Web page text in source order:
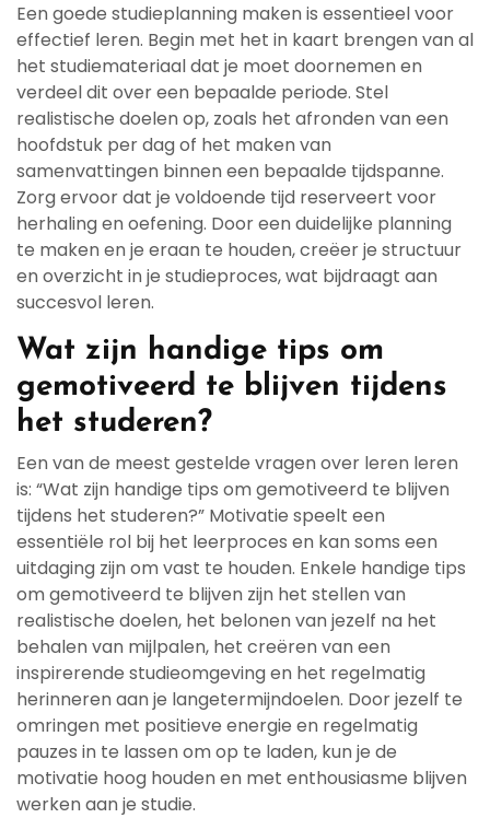
Een goede studieplanning maken is essentieel voor
effectief leren. Begin met het in kaart brengen van al
het studiemateriaal dat je moet doornemen en
verdeel dit over een bepaalde periode. Stel
realistische doelen op, zoals het afronden van een
hoofdstuk per dag of het maken van
samenvattingen binnen een bepaalde tijdspanne.
Zorg ervoor dat je voldoende tijd reserveert voor
herhaling en oefening. Door een duidelijke planning
te maken en je eraan te houden, creëer je structuur
en overzicht in je studieproces, wat bijdraagt aan
succesvol leren.
Wat zijn handige tips om
gemotiveerd te blijven tijdens
het studeren?
Een van de meest gestelde vragen over leren leren
is: “Wat zijn handige tips om gemotiveerd te blijven
tijdens het studeren?” Motivatie speelt een
essentiële rol bij het leerproces en kan soms een
uitdaging zijn om vast te houden. Enkele handige tips
om gemotiveerd te blijven zijn het stellen van
realistische doelen, het belonen van jezelf na het
behalen van mijlpalen, het creëren van een
inspirerende studieomgeving en het regelmatig
herinneren aan je langetermijndoelen. Door jezelf te
omringen met positieve energie en regelmatig
pauzes in te lassen om op te laden, kun je de
motivatie hoog houden en met enthousiasme blijven
werken aan je studie.